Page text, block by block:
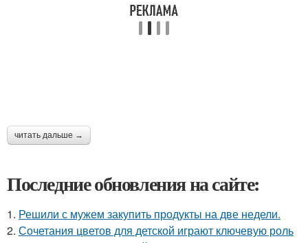
читать дальше →
Последние обновления на сайте:
1. Решили с мужем закупить продукты на две недели.
2. Сочетания цветов для детской играют ключевую роль